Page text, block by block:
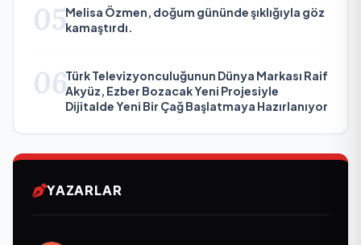
05Melisa Özmen, doğum gününde şıklığıyla göz
kamaştırdı.
06Türk Televizyonculuğunun Dünya Markası Raif
Akyüz, Ezber Bozacak Yeni Projesiyle
Dijitalde Yeni Bir Çağ Başlatmaya Hazırlanıyor
YAZARLAR